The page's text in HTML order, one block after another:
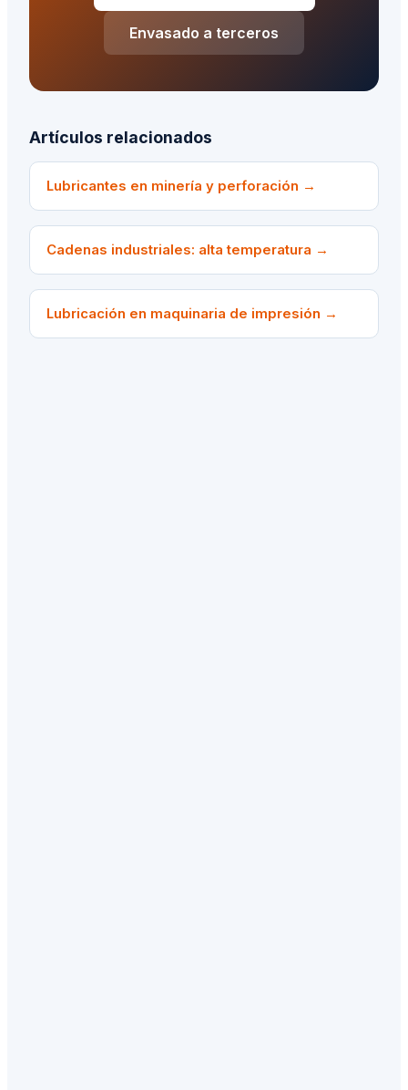
Envasado a terceros
Artículos relacionados
Lubricantes en minería y perforación →
Cadenas industriales: alta temperatura →
Lubricación en maquinaria de impresión →